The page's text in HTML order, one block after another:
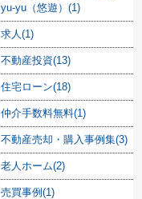
yu-yu（悠遊）(1)
求人(1)
不動産投資(13)
住宅ローン(18)
仲介手数料無料(1)
不動産売却・購入事例集(3)
老人ホーム(2)
売買事例(1)